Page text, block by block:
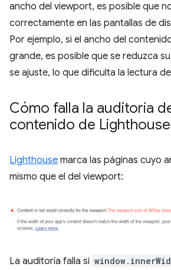
ancho del viewport, es posible que
correctamente en las pantallas de
Por ejemplo, si el ancho del
grande, es posible que se reduzca
se ajuste, lo que dificulta la lectura
Cómo falla la auditoría
contenido de Lighthouse
Lighthouse marca las páginas cuyo
mismo que el del viewport:
La auditoría falla si